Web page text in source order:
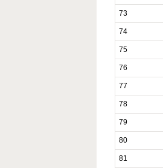
73
74
75
76
77
78
79
80
81